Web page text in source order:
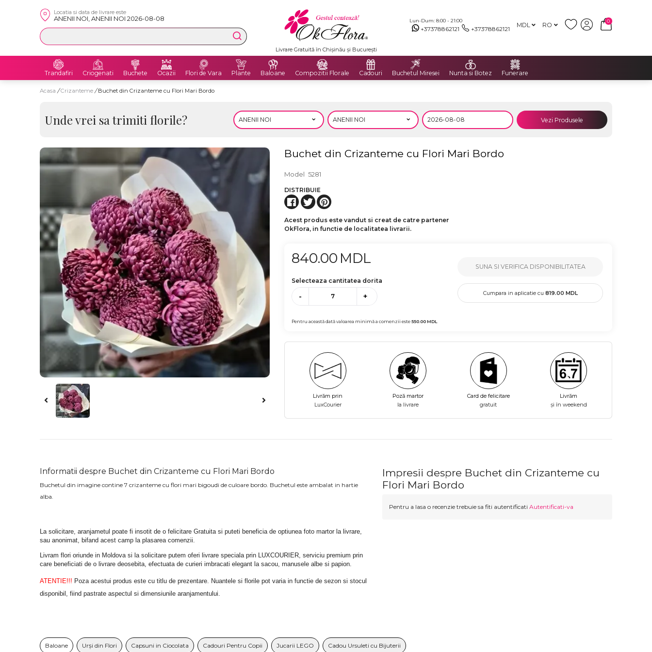
Locatia si data de livrare este
ANENII NOI, ANENII NOI 2026-08-08 Lun-Dum: 8:00 - 21:00
+37378862121 +37378862121 MDL RO
0
Premium Delivery Flowers
Trandafiri Criogenati Buchete Ocazii Flori de Vara Plante Baloane Compozitii Florale Cadouri Buchetul Miresei Nunta si Botez Funerare
Acasa / Crizanteme / Buchet din Crizanteme cu Flori Mari Bordo
Unde vrei sa trimiti florile? Vezi Produsele
Buchet din Crizanteme cu Flori Mari Bordo
Model 5281
DISTRIBUIE
Acest produs este vandut si creat de catre partener
OkFlora, in functie de localitatea livrarii.
840.00 MDL
Selecteaza cantitatea dorita
- +
Pentru această dată valoarea minimă a comenzii este550.00MDL
SUNA SI VERIFICA DISPONIBILITATEA
Cumpara in aplicatie cu 819.00 MDL
Livrăm prin
LuxCourier
Poză martor
la livrare
Card de felicitare
gratuit
Livrăm
și în weekend
Informatii despre Buchet din Crizanteme cu Flori Mari Bordo
Buchetul din imagine contine 7 crizanteme cu flori mari bigoudi de culoare bordo. Buchetul este ambalat in hartie
alba.
La solicitare, aranjametul poate fi insotit de o felicitare Gratuita si puteti beneficia de optiunea foto martor la livrare,
sau anonimat, bifand acest camp la plasarea comenzii.
Livram flori oriunde in Moldova si la solicitare putem oferi livrare speciala prin LUXCOURIER, serviciu premium prin
care beneficiati de o livrare deosebita, efectuata de curieri imbracati elegant la sacou, manusele albe si papion.
ATENTIE!!! Poza acestui produs este cu titlu de prezentare. Nuantele si florile pot varia in functie de sezon si stocul
disponibil, fiind pastrate aspectul si dimensiunile aranjamentului.
Impresii despre Buchet din Crizanteme cu
Flori Mari Bordo
Pentru a lasa o recenzie trebuie sa fiti autentificati Autentificati-va
Baloane Urși din Flori Capsuni in Ciocolata Cadouri Pentru Copii Jucarii LEGO Cadou Ursuleti cu Bijuterii